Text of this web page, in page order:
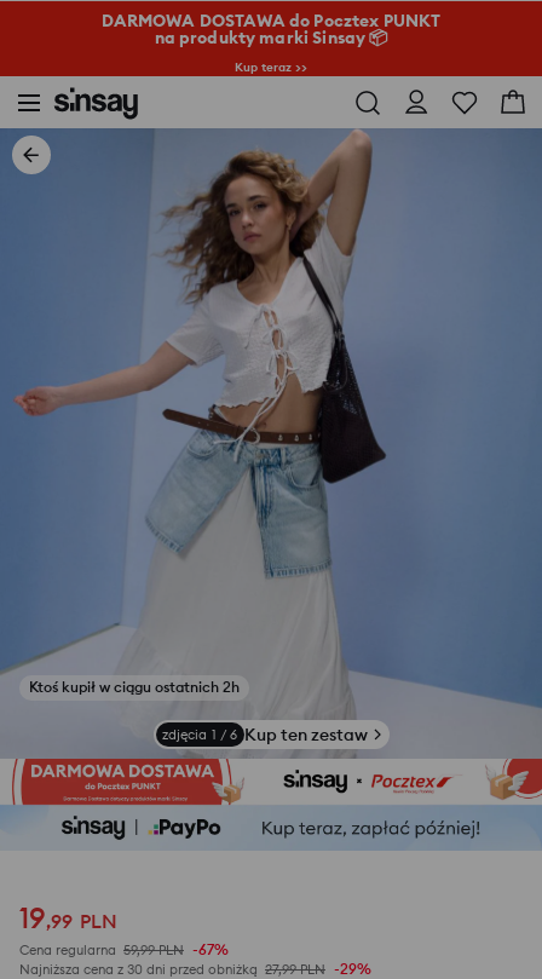
DARMOWA DOSTAWA do Pocztex PUNKT
na produkty marki Sinsay 📦
Kup teraz >>
Ktoś kupił w ciągu ostatnich 2h
zdjęcia 1 / 6 Kup ten zestaw
19,99 PLN
Cena regularna 59,99 PLN -67%
Najniższa cena z 30 dni przed obniżką 27,99 PLN -29%